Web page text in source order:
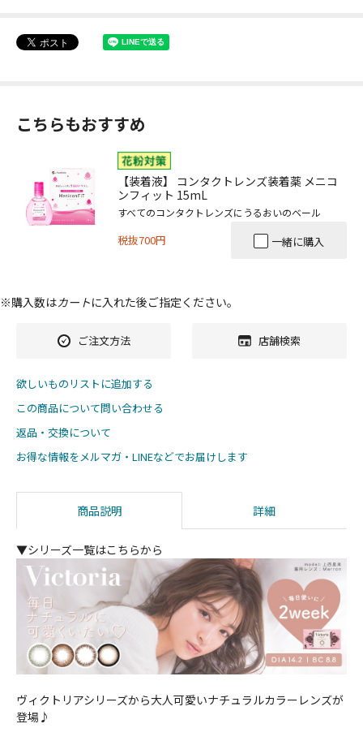
こちらもおすすめ
【装着液】 コンタクトレンズ装着薬 メニコ
ンフィット 15mL
すべてのコンタクトレンズにうるおいのベール
税抜700円 一緒に購入
※購入数はカートに入れた後ご指定ください。
ご注文方法 店舗検索
欲しいものリストに追加する
この商品について問い合わせる
返品・交換について
お得な情報をメルマガ・LINEなどでお届けします
商品説明 詳細
▼シリーズ一覧はこちらから
ヴィクトリアシリーズから大人可愛いナチュラルカラーレンズが
登場♪